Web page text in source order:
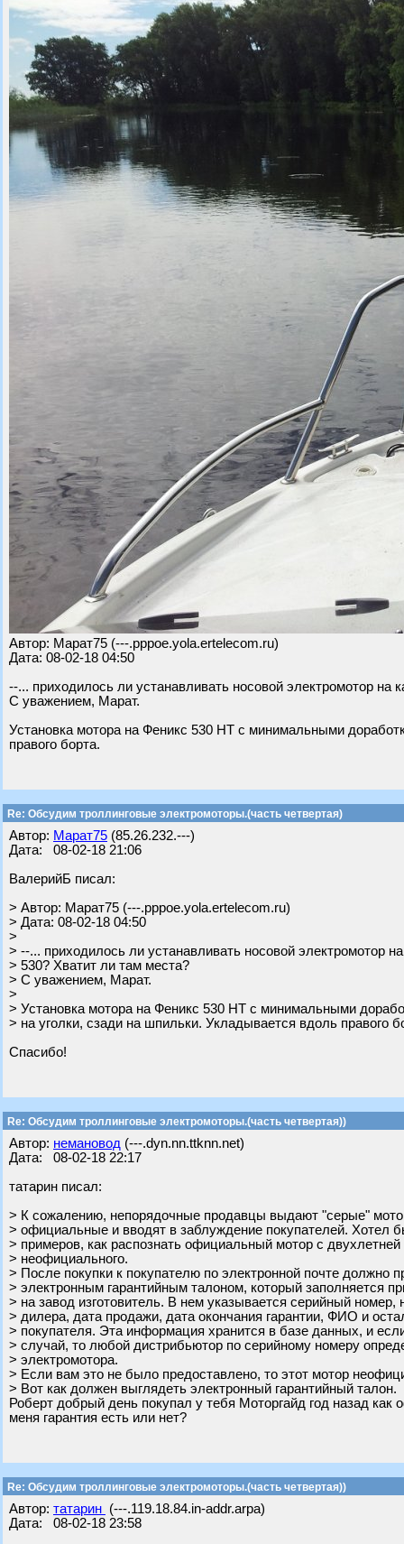
Автор: Марат75 (---.pppoe.yola.ertelecom.ru)
Дата: 08-02-18 04:50
--... приходилось ли устанавливать носовой электромотор на
С уважением, Марат.
Установка мотора на Феникс 530 НТ с минимальными
правого борта.
Re: Обсудим троллинговые электромоторы.(часть четвертая)
Автор: Марат75 (85.26.232.---)
Дата: 08-02-18 21:06
ВалерийБ писал:
> Автор: Марат75 (---.pppoe.yola.ertelecom.ru)
> Дата: 08-02-18 04:50
>
> --... приходилось ли устанавливать носовой электромотор
> 530? Хватит ли там места?
> С уважением, Марат.
>
> Установка мотора на Феникс 530 НТ с минимальными
> на уголки, сзади на шпильки. Укладывается вдоль правого
Спасибо!
Re: Обсудим троллинговые электромоторы.(часть четвертая))
Автор: немановод (---.dyn.nn.ttknn.net)
Дата: 08-02-18 22:17
татарин писал:
> К сожалению, непорядочные продавцы выдают "серые"
> официальные и вводят в заблуждение покупателей. Хотел
> примеров, как распознать официальный мотор с двухлетней
> неофициального.
> После покупки к покупателю по электронной почте должно
> электронным гарантийным талоном, который заполняется
> на завод изготовитель. В нем указывается серийный
> дилера, дата продажи, дата окончания гарантии, ФИО и
> покупателя. Эта информация хранится в базе данных, и
> случай, то любой дистрибьютор по серийному номеру
> электромотора.
> Если вам это не было предоставлено, то этот мотор
> Вот как должен выглядеть электронный гарантийный талон.
Роберт добрый день покупал у тебя Моторгайд год назад
меня гарантия есть или нет?
Re: Обсудим троллинговые электромоторы.(часть четвертая))
Автор: татарин (---.119.18.84.in-addr.arpa)
Дата: 08-02-18 23:58